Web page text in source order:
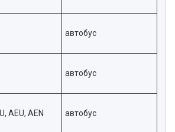
автобус
автобус
AEU, AEN автобус